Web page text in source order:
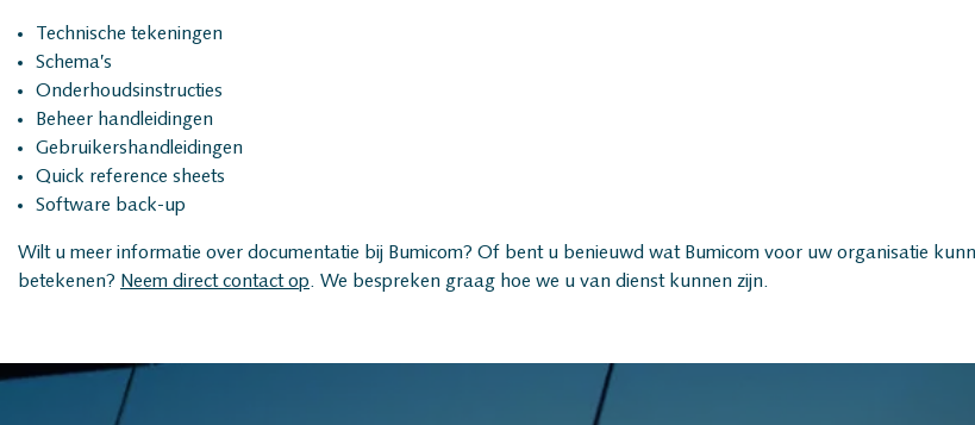
Bumicom
Technische tekeningen
Schema’s
Onderhoudsinstructies
Beheer handleidingen
Gebruikershandleidingen
Quick reference sheets
Software back-up
Wilt u meer informatie over documentatie bij Bumicom? Of bent u benieuwd wat Bumicom voor uw organisatie
betekenen? Neem direct contact op. We bespreken graag hoe we u van dienst kunnen zijn.